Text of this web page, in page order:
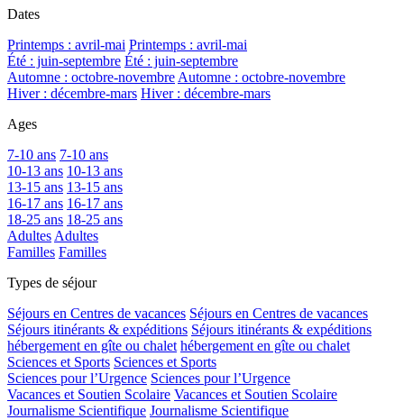
Dates
Printemps : avril-mai Printemps : avril-mai
Été : juin-septembre Été : juin-septembre
Automne : octobre-novembreAutomne : octobre-novembre
Hiver : décembre-mars Hiver : décembre-mars
Ages
7-10 ans 7-10 ans
10-13 ans 10-13 ans
13-15 ans 13-15 ans
16-17 ans 16-17 ans
18-25 ans 18-25 ans
AdultesAdultes
Familles Familles
Types de séjour
Séjours en Centres de vacances Séjours en Centres de vacances
Séjours itinérants & expéditions Séjours itinérants & expéditions
hébergement en gîte ou chalet hébergement en gîte ou chalet
Sciences et Sports Sciences et Sports
Sciences pour l’Urgence Sciences pour l’Urgence
Vacances et Soutien Scolaire Vacances et Soutien Scolaire
Journalisme Scientifique Journalisme Scientifique